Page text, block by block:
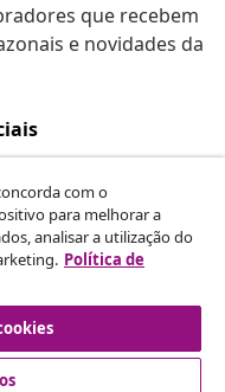
que recebem
e novidades da
encomenda.
com o
para melhorar a
analisar a utilização do
Política de